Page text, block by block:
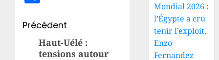
Navigation
d’article
Précédent
Article
précédent:
Haut-Uélé :
tensions autour
Mondial 2026 :
l’Égypte a cru
tenir l’exploit,
Enzo
Fernandez